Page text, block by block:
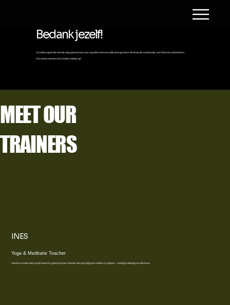
Bedank jezelf!
Je hebt zojuist de eerste stap gezet naar een sportieve levensstijl omringd door de leukste community van Diest en omstreken.
Ons team neemt snel contact met je op!
MEET OUR
TRAINERS
INES
Yoga & Meditatie Teacher
Voed en ondersteun je lichaam en geest op een manier die past bij jouw unieke systeem - zodat jij volledig kan floreren.